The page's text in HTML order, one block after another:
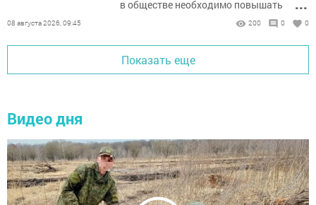
Видео дня
в обществе необходимо повышать
авторитет рядовых работников
промышленности и сельского
...
08 августа 2026, 09:45 200 0 0
Показать еще